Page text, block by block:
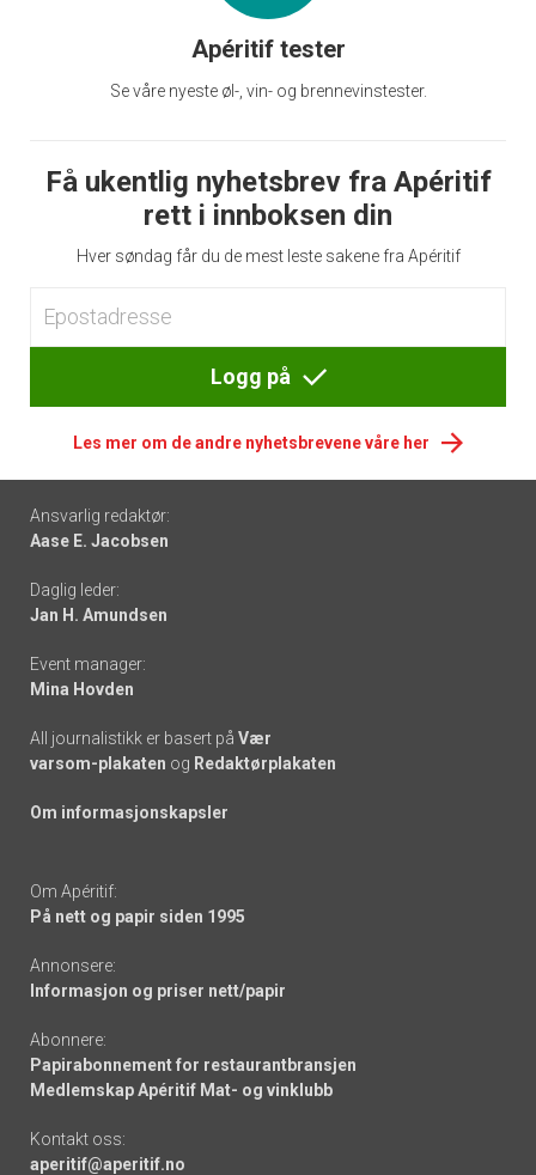
Apéritif tester
Se våre nyeste øl-, vin- og brennevinstester.
Få ukentlig nyhetsbrev fra Apéritif
rett i innboksen din
Hver søndag får du de mest leste sakene fra Apéritif
Logg på
Les mer om de andre nyhetsbrevene våre her
Footer
-
links
Ansvarlig redaktør:
Aase E. Jacobsen
Daglig leder:
Jan H. Amundsen
Event manager:
Mina Hovden
All journalistikk er basert på Vær
varsom-plakaten og Redaktørplakaten
Om informasjonskapsler
Om Apéritif:
På nett og papir siden 1995
Annonsere:
Informasjon og priser nett/papir
Abonnere:
Papirabonnement for restaurantbransjen
Medlemskap Apéritif Mat- og vinklubb
Kontakt oss:
aperitif@aperitif.no